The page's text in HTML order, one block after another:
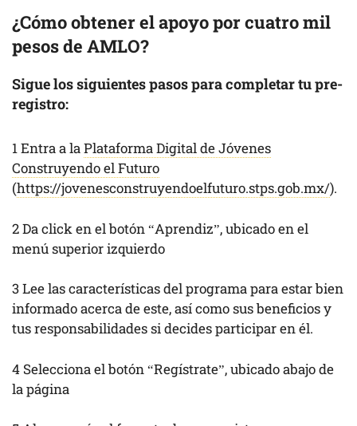
¿Cómo obtener el apoyo por cuatro mil
pesos de AMLO?
Sigue los siguientes pasos para completar tu pre-
registro:
1 Entra a laPlataforma Digital de Jóvenes
Construyendo el Futuro
(https://jovenesconstruyendoelfuturo.stps.gob.mx/).
2 Da click en el botón “Aprendiz”, ubicado en el
menú superior izquierdo
3 Lee las características del programa para estar bien
informado acerca de este, así como sus beneficios y
tus responsabilidades si decides participar en él.
4 Selecciona el botón “Regístrate”, ubicado abajo de
la página